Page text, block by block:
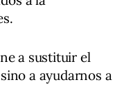
a sustituir el
a ayudarnos a